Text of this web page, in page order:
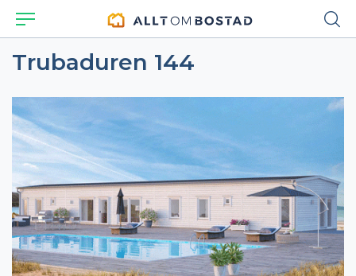
Trubaduren 144